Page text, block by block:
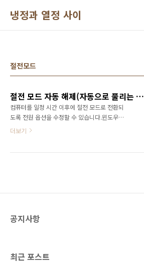
냉정과 열정 사이
절전모드
절전 모드 자동 해제(자동으로 풀리는 현상) 방지 방법
컴퓨터를 일정 시간 이후에 절전 모드로 전환되
도록 전원 옵션을 수정할 수 있습니다.윈도우
10(Windows 10)의 경우 설정에서 설정이 가
로 해제되는 것을 방지하는 방법입니다.1. 절전
서 펼치면 절전 모드 해..
더보기
공지사항
최근 포스트